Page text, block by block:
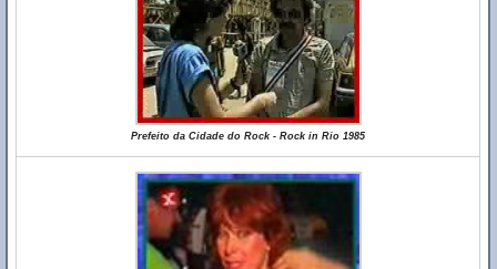
Prefeito da Cidade do Rock - Rock in Rio 1985